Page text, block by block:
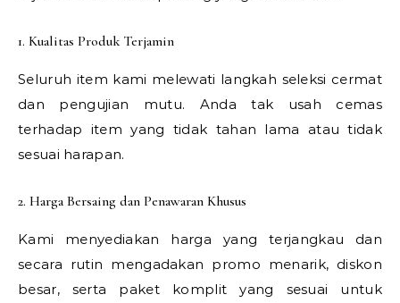
1. Kualitas Produk Terjamin
Seluruh item kami melewati langkah seleksi cermat
dan pengujian mutu. Anda tak usah cemas
terhadap item yang tidak tahan lama atau tidak
sesuai harapan.
2. Harga Bersaing dan Penawaran Khusus
Kami menyediakan harga yang terjangkau dan
secara rutin mengadakan promo menarik, diskon
besar, serta paket komplit yang sesuai untuk